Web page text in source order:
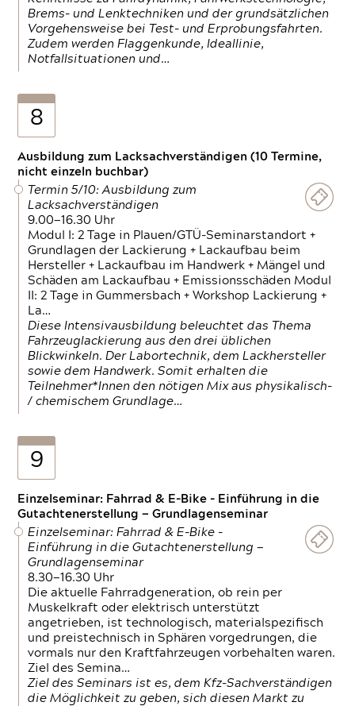
Brems- und Lenktechniken und der grundsätzlichen
Vorgehensweise bei Test- und Erprobungsfahrten.
Zudem werden Flaggenkunde, Ideallinie,
Notfallsituationen und…
8
Ausbildung zum Lacksachverständigen (10 Termine,
nicht einzeln buchbar)
Termin 5/10: Ausbildung zum
Lacksachverständigen
9.00—16.30 Uhr
Modul I: 2 Tage in Plauen/GTÜ-Seminarstandort +
Grundlagen der Lackierung + Lackaufbau beim
Hersteller + Lackaufbau im Handwerk + Mängel und
Schäden am Lackaufbau + Emissionsschäden Modul
II: 2 Tage in Gummersbach + Workshop Lackierung +
La…
Diese Intensivausbildung beleuchtet das Thema
Fahrzeuglackierung aus den drei üblichen
Blickwinkeln. Der Labortechnik, dem Lackhersteller
sowie dem Handwerk. Somit erhalten die
Teilnehmer*Innen den nötigen Mix aus physikalisch-
/ chemischem Grundlage…
9
Einzelseminar: Fahrrad & E-Bike - Einführung in die
Gutachtenerstellung — Grundlagenseminar
Einzelseminar: Fahrrad & E-Bike -
Einführung in die Gutachtenerstellung —
Grundlagenseminar
8.30—16.30 Uhr
Die aktuelle Fahrradgeneration, ob rein per
Muskelkraft oder elektrisch unterstützt
angetrieben, ist technologisch, materialspezifisch
und preistechnisch in Sphären vorgedrungen, die
vormals nur den Kraftfahrzeugen vorbehalten waren.
Ziel des Semina…
Ziel des Seminars ist es, dem Kfz-Sachverständigen
die Möglichkeit zu geben, sich diesen Markt zu